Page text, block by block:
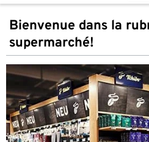
Bienvenue dans la
supermarché!